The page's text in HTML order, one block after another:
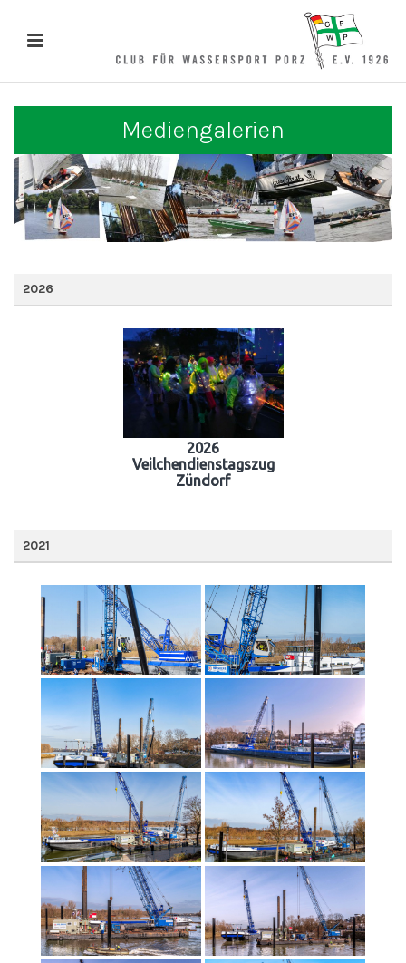
Mediengalerien
2026
2026
Veilchendienstagszug
Zündorf
2021